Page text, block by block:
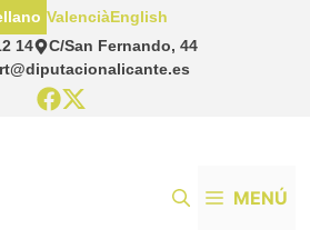
14
C/San Fernando, 44
ValenciàEnglish
MENÚ